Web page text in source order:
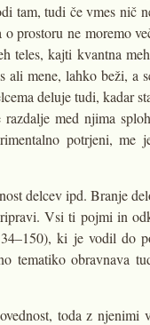
tam, tudi če vmes nič
prostoru ne moremo
teles, kajti kvantna
ali mene, lahko beži, a
deluje tudi, kadar
med njima
potrjeni, me
delcev ipd. Branje
Vsi ti pojmi in
ki je vodil do
tematiko obravnava
toda z njenimi